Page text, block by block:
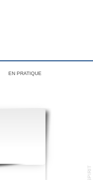
EN PRATIQUE